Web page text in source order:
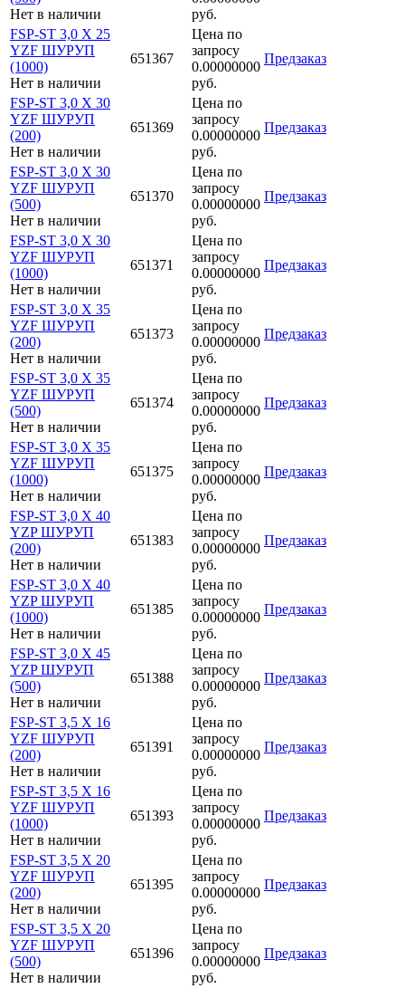
Нет в наличии
руб.
FSP-ST 3,0 X 25
YZF ШУРУП
(1000)
Нет в наличии
651367
Цена по
запросу
0.00000000
руб.
Предзаказ
FSP-ST 3,0 X 30
YZF ШУРУП
(200)
Нет в наличии
651369
Цена по
запросу
0.00000000
руб.
Предзаказ
FSP-ST 3,0 X 30
YZF ШУРУП
(500)
Нет в наличии
651370
Цена по
запросу
0.00000000
руб.
Предзаказ
FSP-ST 3,0 X 30
YZF ШУРУП
(1000)
Нет в наличии
651371
Цена по
запросу
0.00000000
руб.
Предзаказ
FSP-ST 3,0 X 35
YZF ШУРУП
(200)
Нет в наличии
651373
Цена по
запросу
0.00000000
руб.
Предзаказ
FSP-ST 3,0 X 35
YZF ШУРУП
(500)
Нет в наличии
651374
Цена по
запросу
0.00000000
руб.
Предзаказ
FSP-ST 3,0 X 35
YZF ШУРУП
(1000)
Нет в наличии
651375
Цена по
запросу
0.00000000
руб.
Предзаказ
FSP-ST 3,0 X 40
YZP ШУРУП
(200)
Нет в наличии
651383
Цена по
запросу
0.00000000
руб.
Предзаказ
FSP-ST 3,0 X 40
YZP ШУРУП
(1000)
Нет в наличии
651385
Цена по
запросу
0.00000000
руб.
Предзаказ
FSP-ST 3,0 X 45
YZP ШУРУП
(500)
Нет в наличии
651388
Цена по
запросу
0.00000000
руб.
Предзаказ
FSP-ST 3,5 X 16
YZF ШУРУП
(200)
Нет в наличии
651391
Цена по
запросу
0.00000000
руб.
Предзаказ
FSP-ST 3,5 X 16
YZF ШУРУП
(1000)
Нет в наличии
651393
Цена по
запросу
0.00000000
руб.
Предзаказ
FSP-ST 3,5 X 20
YZF ШУРУП
(200)
Нет в наличии
651395
Цена по
запросу
0.00000000
руб.
Предзаказ
FSP-ST 3,5 X 20
YZF ШУРУП
(500)
Нет в наличии
651396
Цена по
запросу
0.00000000
руб.
Предзаказ